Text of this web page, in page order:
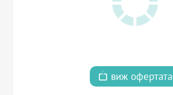
виж офертата